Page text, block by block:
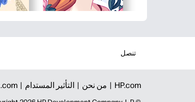
تنصل
HP.com | من نحن | التأثير المستدام | |